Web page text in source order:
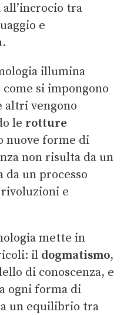
tra
e
illumina
si impongono
altri vengono
le rotture
nuove forme di
non risulta da un
da un processo
rivoluzioni e
mette in
il dogmatismo,
di conoscenza, e
ogni forma di
un equilibrio tra